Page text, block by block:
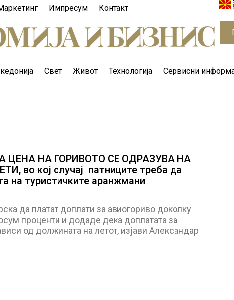
Импресум Контакт
Свет Живот Технологија Сервисни
ЦЕНА НА ГОРИВОТО СЕ ОДРАЗУВА НА
во кој случај патниците треба да
на туристичките аранжмани
да платат доплати за авиогориво доколку
проценти и додаде дека доплатата за
од должината на летот, изјави Александар